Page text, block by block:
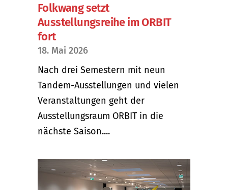
Folkwang setzt
Ausstellungsreihe im ORBIT
fort
18. Mai 2026
Nach drei Semestern mit neun
Tandem-Ausstellungen und vielen
Veranstaltungen geht der
Ausstellungsraum ORBIT in die
nächste Saison....